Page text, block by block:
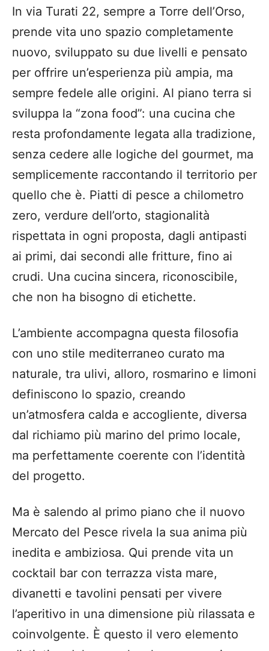
In via Turati 22, sempre a Torre dell’Orso,
prende vita uno spazio completamente
nuovo, sviluppato su due livelli e pensato
per offrire un’esperienza più ampia, ma
sempre fedele alle origini. Al piano terra si
sviluppa la “zona food”: una cucina che
resta profondamente legata alla tradizione,
senza cedere alle logiche del gourmet, ma
semplicemente raccontando il territorio per
quello che è. Piatti di pesce a chilometro
zero, verdure dell’orto, stagionalità
rispettata in ogni proposta, dagli antipasti
ai primi, dai secondi alle fritture, fino ai
crudi. Una cucina sincera, riconoscibile,
che non ha bisogno di etichette.
L’ambiente accompagna questa filosofia
con uno stile mediterraneo curato ma
naturale, tra ulivi, alloro, rosmarino e limoni
definiscono lo spazio, creando
un’atmosfera calda e accogliente, diversa
dal richiamo più marino del primo locale,
ma perfettamente coerente con l’identità
del progetto.
Ma è salendo al primo piano che il nuovo
Mercato del Pesce rivela la sua anima più
inedita e ambiziosa. Qui prende vita un
cocktail bar con terrazza vista mare,
divanetti e tavolini pensati per vivere
l’aperitivo in una dimensione più rilassata e
coinvolgente. È questo il vero elemento